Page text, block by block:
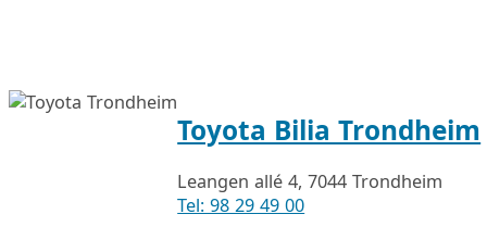
Toyota Bilia Trondheim
Leangen allé 4, 7044 Trondheim
Tel: 98 29 49 00